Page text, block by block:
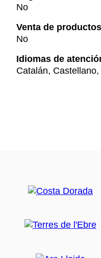
No
Venta de
No
Idiomas de
Catalán,